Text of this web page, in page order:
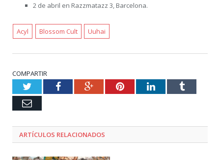
2 de abril en Razzmatazz 3, Barcelona.
Acyl Blossom Cult Uuhai
COMPARTIR
TwitterFacebookGoogle+PinterestLinkedInTumblr
Email
ARTÍCULOS RELACIONADOS